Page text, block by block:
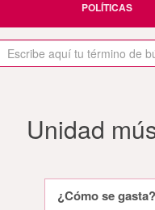
POLÍTICAS
Unidad
¿Cómo se gasta?